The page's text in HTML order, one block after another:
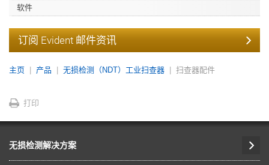
软件
订阅 Evident 邮件资讯
主页 产品 无损检测（NDT）工业扫查器 扫查器配件
打印
无损检测解决方案